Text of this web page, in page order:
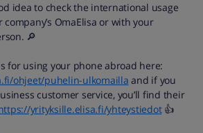
idea to check the international usage
OmaElisa or with your
🔎
for using your phone abroad here:
ohjeet/puhelin-ulkomailla and if you
customer service, you’ll find their
yrityksille.elisa.fi/yhteystiedot👍